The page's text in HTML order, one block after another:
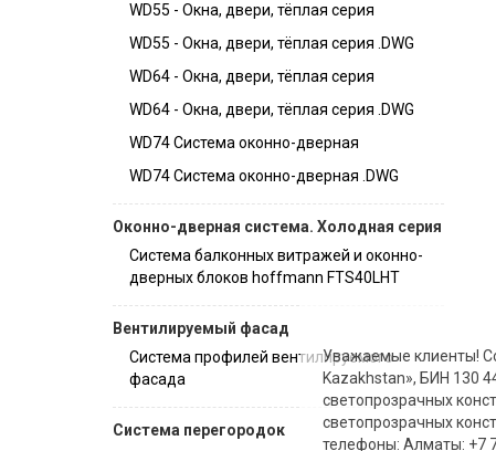
WD55 - Окна, двери, тёплая серия
WD55 - Окна, двери, тёплая серия .DWG
WD64 - Окна, двери, тёплая серия
WD64 - Окна, двери, тёплая серия .DWG
WD74 Система оконно-дверная
WD74 Система оконно-дверная .DWG
Оконно-дверная система. Холодная серия
Система балконных витражей и оконно-
дверных блоков hoffmann FTS40LHT
Вентилируемый фасад
Система профилей вентилируемого
фасада
Система перегородок
Уважаемые клиенты!
Kazakhstan», БИН 130
светопрозрачных
светопрозрачных
телефоны: Алматы: +7